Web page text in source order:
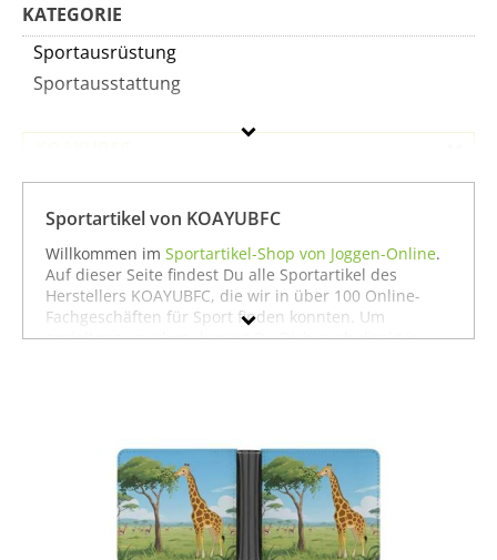
KATEGORIE
Sportausrüstung
Sportausstattung
Preis
Farbe
Sportartikel von KOAYUBFC
Willkommen im Sportartikel-Shop von Joggen-Online.
Auf dieser Seite findest Du alle Sportartikel des
Herstellers KOAYUBFC, die wir in über 100 Online-
Fachgeschäften für Sport finden konnten. Um
gezielter zu suchen, kannst Du Dich auch direkt in
findest, was Du suchst, stöbere doch einfach ja nach
Deiner Sportart in der jeweiligen Sportabteilung - wir
haben für fast jeden Sport ein breites Angebot - vom
überFußballbis hin zuFitness undBoxen
jedem Fall wünschen wir Dir viel Spaß und Erfolg mit
Deinem Sport.